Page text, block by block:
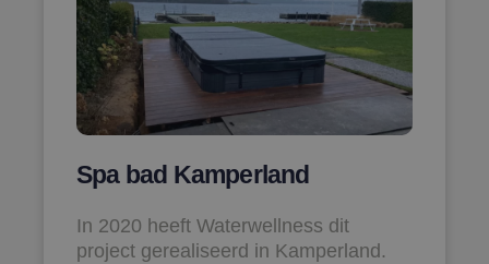
Spa bad Kamperland
In 2020 heeft Waterwellness dit
project gerealiseerd in Kamperland.